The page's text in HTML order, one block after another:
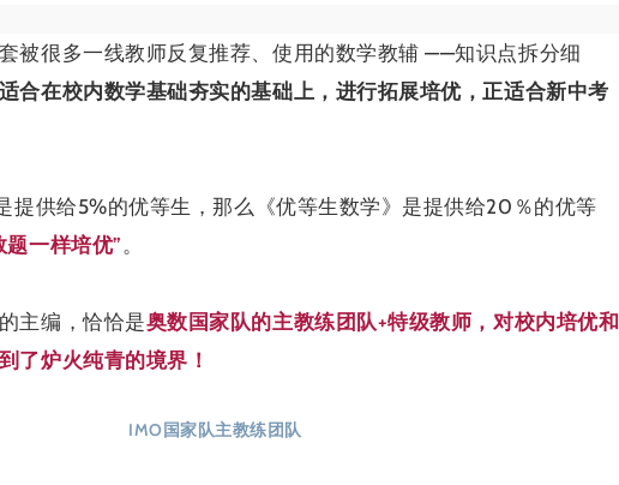
被很多一线教师反复推荐、使用的数学教辅 ——知识点拆分细
适合在校内数学基础夯实的基础上，进行拓展培优，正适合新中考
提供给5%的优等生，那么《优等生数学》是提供给20％的优等
题一样培优” 。
主编，恰恰是奥数国家队的主教练团队+特级教师，对校内培优和
了炉火纯青的境界！
IMO国家队主教练团队